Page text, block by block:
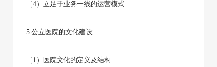
（4）立足于业务一线的运营模式
5.公立医院的文化建设
（1）医院文化的定义及结构